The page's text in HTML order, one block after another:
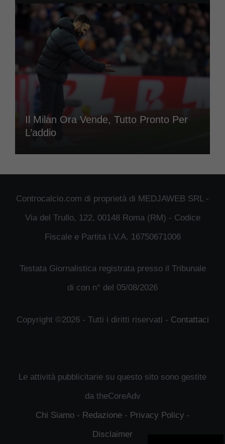
Il Milan Ora Vende, Tutto Pronto Per
L’addio
Controcalcio.com di proprietà di MEDJAWEB SRL -
Via del Trullo, 122, 00148 Roma (RM) - Codice
Fiscale e Partita I.V.A. 16750671006
Testata Giornalistica registrata presso il Tribunale
di con n° del 05/08/2026
Copyright ©2026 - Tutti i diritti riservati - Contattaci
Le attività pubblicitarie su questo sito sono gestite
da theCoreAdv
Chi Siamo- Redazione- Privacy Policy -
Disclaimer